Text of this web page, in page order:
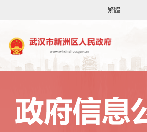
繁體